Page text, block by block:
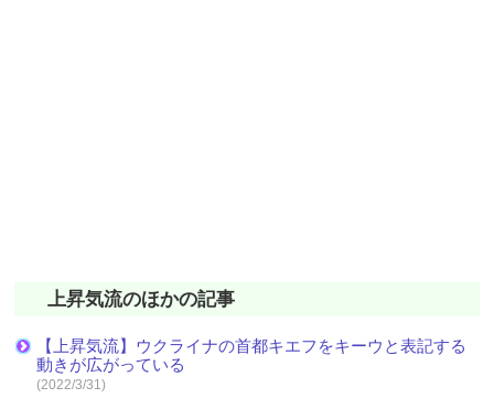
上昇気流のほかの記事
【上昇気流】ウクライナの首都キエフをキーウと表記する
動きが広がっている
(2022/3/31)